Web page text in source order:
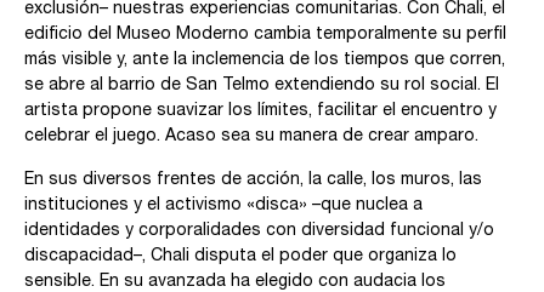
exclusión– nuestras experiencias comunitarias. Con Chali, el
edificio del Museo Moderno cambia temporalmente su perfil
más visible y, ante la inclemencia de los tiempos que corren,
se abre al barrio de San Telmo extendiendo su rol social. El
artista propone suavizar los límites, facilitar el encuentro y
celebrar el juego. Acaso sea su manera de crear amparo.
En sus diversos frentes de acción, la calle, los muros, las
instituciones y el activismo «disca» –que nuclea a
identidades y corporalidades con diversidad funcional y/o
discapacidad–, Chali disputa el poder que organiza lo
sensible. En su avanzada ha elegido con audacia los